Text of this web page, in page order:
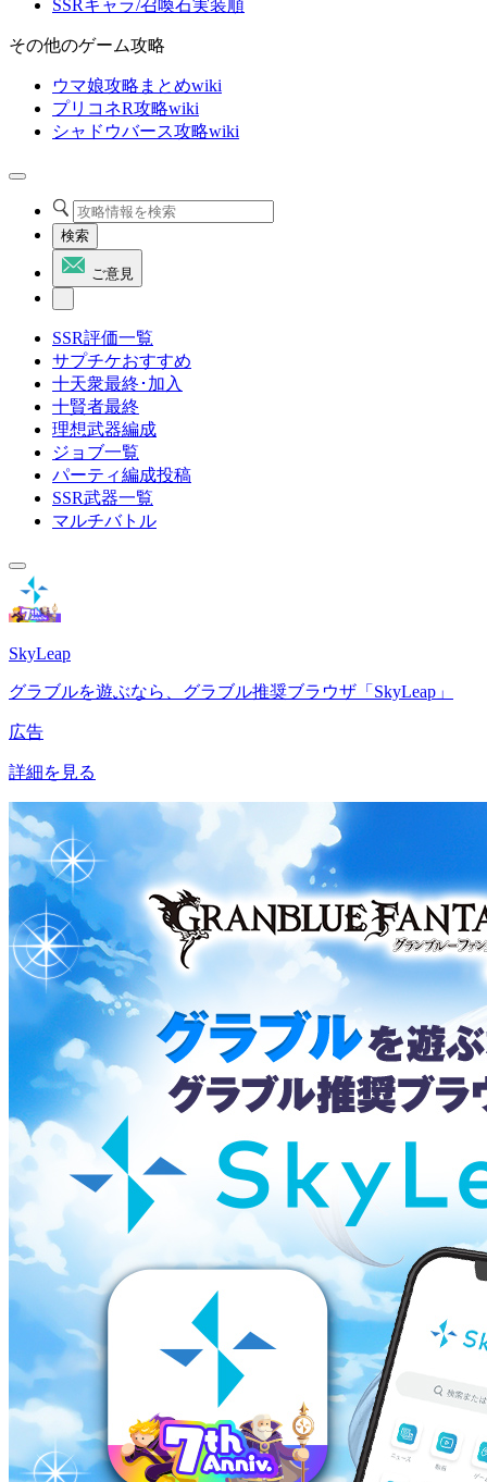
SSRキャラ/召喚石実装順
その他のゲーム攻略
ウマ娘攻略まとめwiki
プリコネR攻略wiki
シャドウバース攻略wiki
検索
ご意見
SSR評価一覧
サプチケおすすめ
十天衆最終･加入
十賢者最終
理想武器編成
ジョブ一覧
パーティ編成投稿
SSR武器一覧
マルチバトル
SkyLeap
グラブルを遊ぶなら、グラブル推奨ブラウザ「SkyLeap」
広告
詳細を見る